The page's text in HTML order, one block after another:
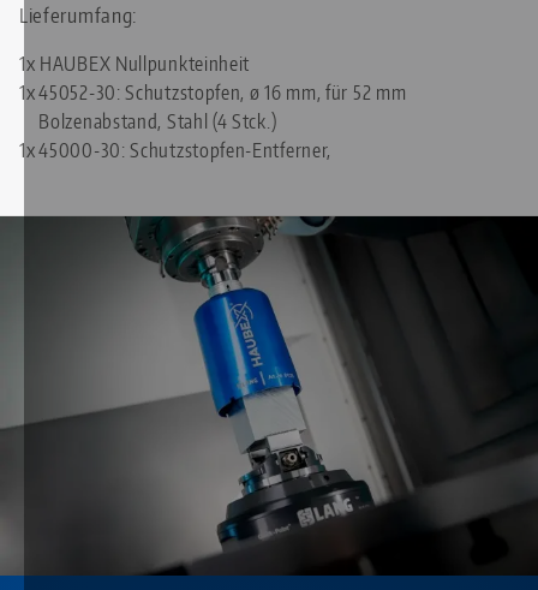
Lieferumfang:
1x HAUBEX Nullpunkteinheit
1x45052-30: Schutzstopfen, ø 16 mm, für 52 mm
Bolzenabstand, Stahl (4 Stck.)
1x45000-30: Schutzstopfen-Entferner,